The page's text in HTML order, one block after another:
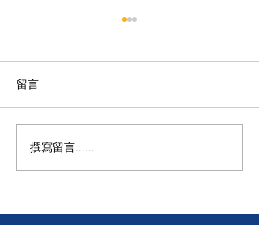
香港警務處 | 網上申請992
緊急短訊求助服務
留言
撰寫留言......